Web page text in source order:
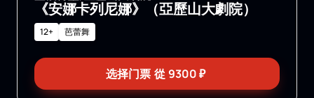
《安娜卡列尼娜》（亞歷山大劇院）
12+ 芭蕾舞
选择门票 從 9300₽